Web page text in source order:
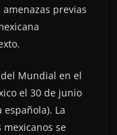
previas
Mundial en el
el 30 de junio
La
se